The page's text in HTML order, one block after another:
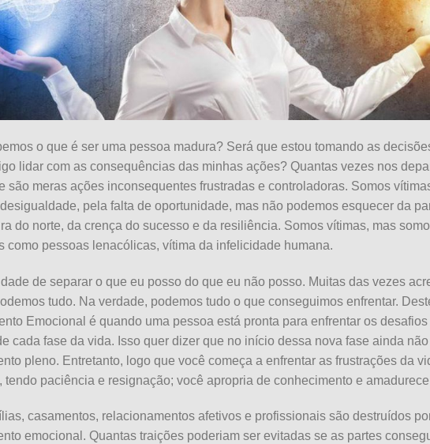
o que é ser uma pessoa madura? Será que estou tomando as
lidar com as consequências das minhas ações? Quantas vezes nos
são meras ações inconsequentes frustradas e controladoras. Somos
pela falta de oportunidade, mas não podemos esquecer da
do norte, da crença do sucesso e da resiliência. Somos vítimas, mas
como pessoas lenacólicas, vítima da infelicidade humana.
de separar o que eu posso do que eu não posso. Muitas das vezes
tudo. Na verdade, podemos tudo o que conseguimos enfrentar.
Emocional é quando uma pessoa está pronta para enfrentar os
cada fase da vida. Isso quer dizer que no início dessa nova fase ainda
pleno. Entretanto, logo que você começa a enfrentar as frustrações da
tendo paciência e resignação; você apropria de conhecimento e
casamentos, relacionamentos afetivos e profissionais são destruídos
emocional. Quantas traições poderiam ser evitadas se as partes